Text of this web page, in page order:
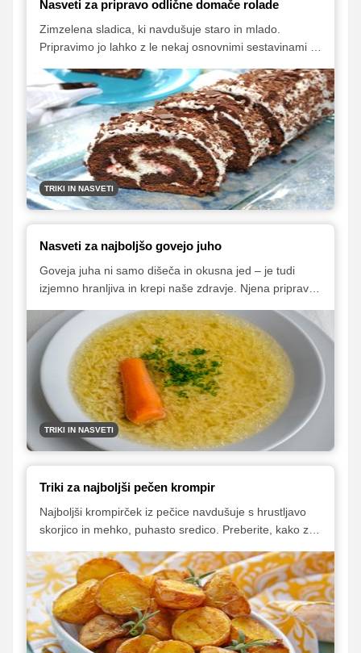
Nasveti za pripravo odlične domače rolade
Zimzelena sladica, ki navdušuje staro in mlado.
Pripravimo jo lahko z le nekaj osnovnimi sestavinami ali
različnimi nadevi. Preberite, kako se lotiti priprave, nato
pa izberite najboljši recept zase ter za svoje goste.
TRIKI IN NASVETI
Nasveti za najboljšo govejo juho
Goveja juha ni samo dišeča in okusna jed – je tudi
izjemno hranljiva in krepi naše zdravje. Njena priprava
nekatere morda sploh še niste slišali.
TRIKI IN NASVETI
Triki za najboljši pečen krompir
Najboljši krompirček iz pečice navdušuje s hrustljavo
skorjico in mehko, puhasto sredico. Preberite, kako z
navdušil vse po vrsti.